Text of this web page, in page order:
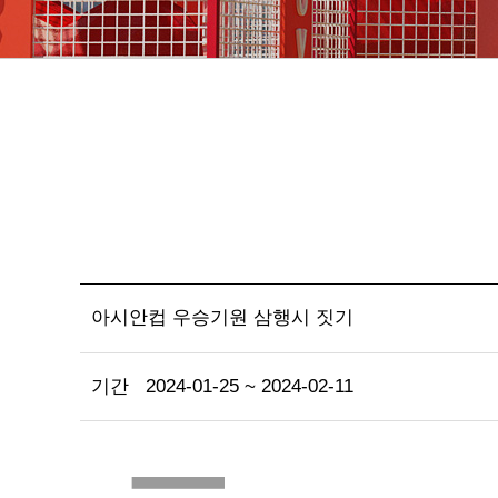
아시안컵 우승기원 삼행시 짓기
기간 2024-01-25 ~ 2024-02-11